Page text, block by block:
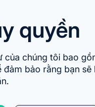
quyền
của chúng tôi bao
đảm bảo rằng bạn